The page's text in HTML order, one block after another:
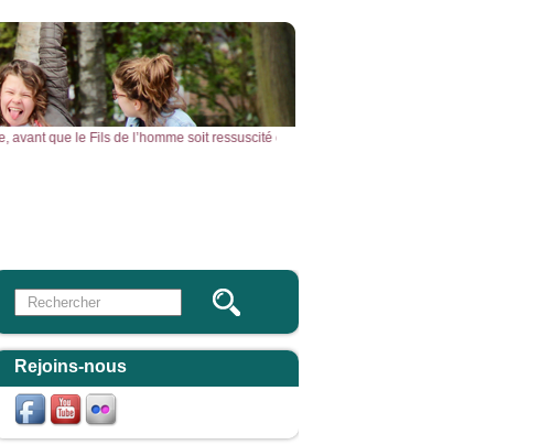
que le Fils de l’homme soit ressuscité d’entre les morts. » – Acclamons la
Formulaire de recherche
Rejoins-nous